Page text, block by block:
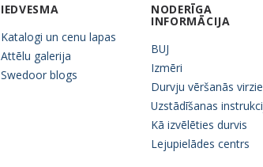
IEDVESMA
Katalogi un cenu lapas
Attēlu galerija
Swedoor blogs
NODERĪGA
INFORMĀCIJA
BUJ
Izmēri
Durvju vēršanās
Uzstādīšanas
Kā izvēlēties durvis
Lejupielādes centrs